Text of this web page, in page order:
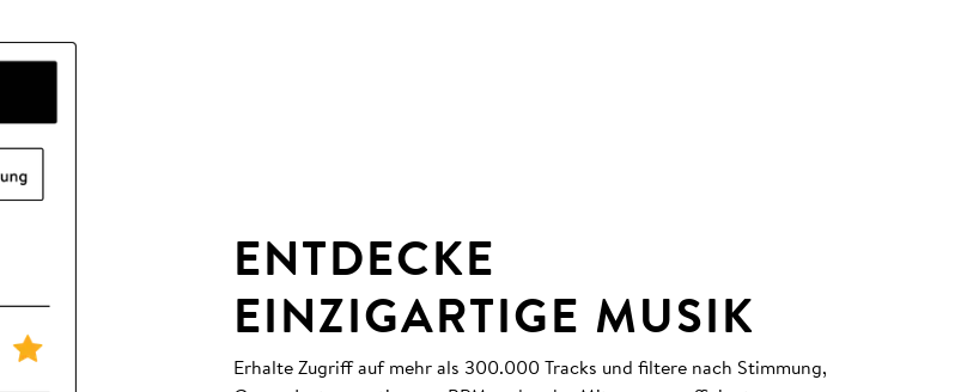
ENTDECKE
EINZIGARTIGE MUSIK
Erhalte Zugriff auf mehr als 300.000 Tracks und filtere nach Stimmung,